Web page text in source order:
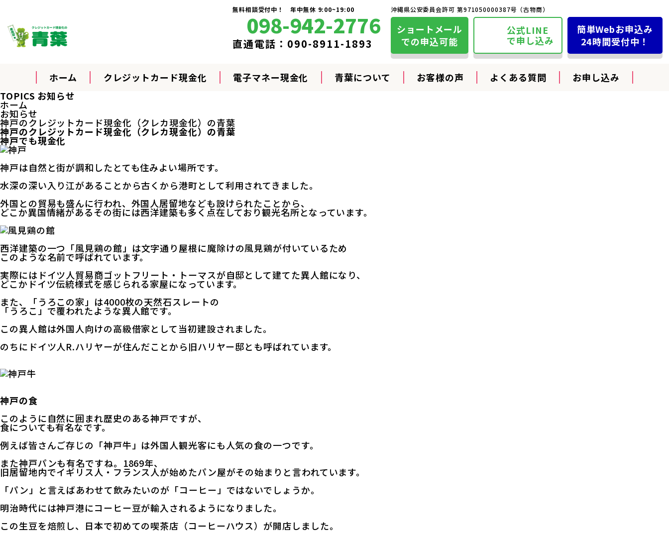
無料相談受付中！ 年中無休 9:00~19:00
098-942-2776
直通電話： 090-8911-1893
沖縄県公安委員会許可 第971050000387号（古物商）
ショートメール
での申込可能
公式LINE
で申し込み
簡単Webお申込み
24時間受付中！
ホーム クレジットカード現金化 電子マネー現金化 青葉について お客様の声 よくある質問
お申し込み
TOPICS お知らせ
ホーム
お知らせ
神戸のクレジットカード現金化（クレカ現金化）の青葉
神戸のクレジットカード現金化（クレカ現金化）の青葉
神戸でも現金化
神戸は自然と街が調和したとても住みよい場所です。
水深の深い入り江があることから古くから港町として利用されてきました。
外国との貿易も盛んに行われ、外国人居留地なども設けられたことから、
どこか異国情緒があるその街には西洋建築も多く点在しており観光名所となっています。
西洋建築の一つ「風見鶏の館 」は文字通り屋根に魔除けの風見鶏が付いているため
このような名前で呼ばれています。
実際にはドイツ人貿易商ゴットフリート・トーマスが自邸として建てた異人館になり、
どこかドイツ伝統様式を感じられる家屋になっています。
また、「うろこの家 」は4000枚の天然石スレートの
「うろこ」で覆われたような異人館です。
この異人館は外国人向けの高級借家として当初建設されました。
のちにドイツ人R.ハリヤーが住んだことから旧ハリヤー邸とも呼ばれています。
神戸の食
このように自然に囲まれ歴史のある神戸ですが、
食についても有名なです。
例えば皆さんご存じの「神戸牛」は外国人観光客にも人気の食の一つです。
また神戸パンも有名ですね。1869年、
旧居留地内でイギリス人・フランス人が始めたパン屋がその始まりと言われています。
「パン」と言えばあわせて飲みたいのが「コーヒー」ではないでしょうか。
明治時代には神戸港にコーヒー豆が輸入されるようになりました。
この生豆を焙煎し、日本で初めての喫茶店（コーヒーハウス）が開店しました。